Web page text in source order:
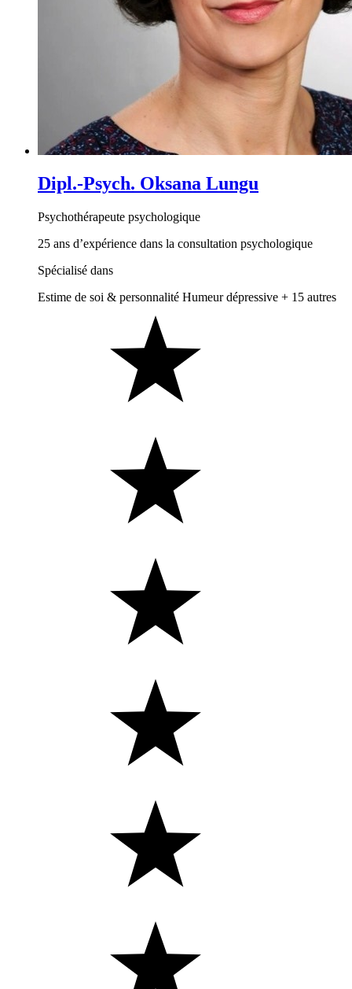
Dipl.-Psych. Oksana Lungu
Psychothérapeute psychologique
25 ans d’expérience dans la consultation psychologique
Spécialisé dans
Estime de soi & personnalité Humeur dépressive + 15 autres